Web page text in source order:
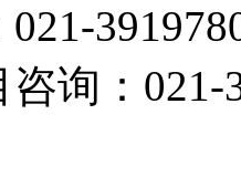
询：021-